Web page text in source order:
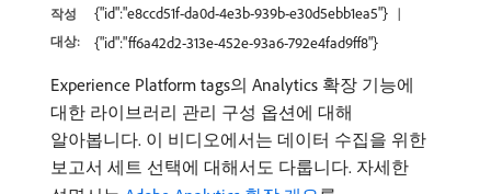
작성
대상:
{"id":"e8ccd51f-da0d-4e3b-939b-e30d5ebb1ea5"}
{"id":"ff6a42d2-313e-452e-93a6-792e4fad9ff8"}
Experience Platform tags의 Analytics 확장 기능에
대한 라이브러리 관리 구성 옵션에 대해
알아봅니다. 이 비디오에서는 데이터 수집을 위한
보고서 세트 선택에 대해서도 다룹니다. 자세한